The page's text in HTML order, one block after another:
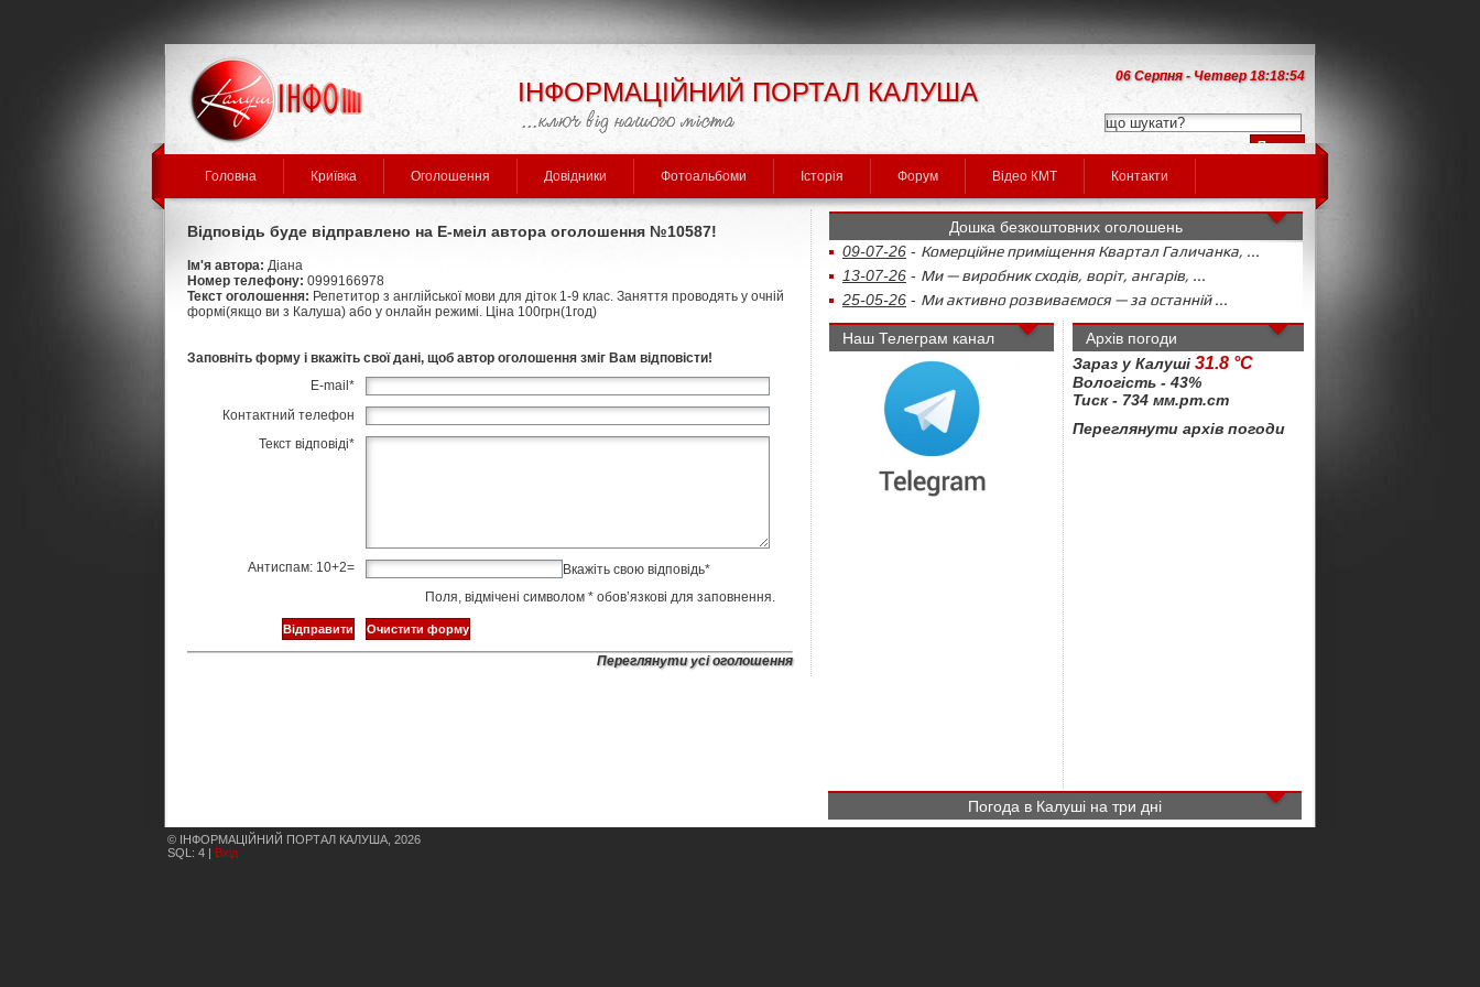
ІНФОРМАЦІЙНИЙ ПОРТАЛ КАЛУША
06 Серпня - Четвер 18:18:54
Головна Криївка Оголошення Довідники Фотоальбоми Історія Форум Відео КМТ Контакти
Відповідь буде відправлено на Е-меіл автора оголошення №10587!
Ім'я автора: Діана
Номер телефону: 0999166978
Текст оголошення: Репетитор з англійської мови для діток 1-9 клас. Заняття проводять у очній
формі(якщо ви з Калуша) або у онлайн режимі. Ціна 100грн(1год)
Заповніть форму і вкажіть свої дані, щоб автор оголошення зміг Вам відповісти!
E-mail *
Контактний телефон
Текст відповіді*
Антиспам: 10+2= Вкажіть свою відповідь*
Поля, відмічені символом * обов’язкові для заповнення.
Переглянути усі оголошення
Дошка безкоштовних оголошень
09-07-26 - Комерційне приміщення Квартал Галичанка, ...
13-07-26 - Ми — виробник сходів, воріт, ангарів, ...
25-05-26 - Ми активно розвиваємося — за останній ...
Наш Телеграм канал
Архів погоди
Зараз у Калуші 31.8 °C
Вологість - 43%
Тиск - 734 мм.рт.ст
Переглянути архів погоди
Погода в Калуші на три дні
© ІНФОРМАЦІЙНИЙ ПОРТАЛ КАЛУША, 2026
SQL: 4 | Вхід